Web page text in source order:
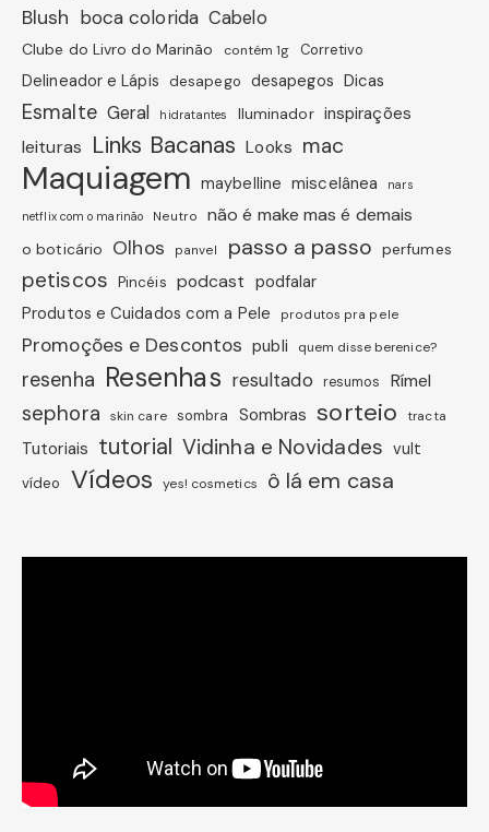
Blush boca colorida Cabelo
Clube do Livro do Marinão contém 1g Corretivo
Delineador e Lápis desapego desapegos Dicas
Esmalte Geral hidratantes Iluminador inspirações
leituras Links Bacanas Looks mac
Maquiagem maybelline miscelânea nars
netflix com o marinão Neutro não é make mas é demais
o boticário Olhos panvel passo a passo perfumes
petiscos Pincéis podcast podfalar
Produtos e Cuidados com a Pele
produtos pra pele
Promoções e Descontos publi quem disse berenice?
resenha Resenhas resultado resumos Rímel
sephora skin care sombra Sombras sorteio tracta
Tutoriais tutorial Vidinha e Novidades vult
vídeo Vídeos yes! cosmetics ô lá em casa